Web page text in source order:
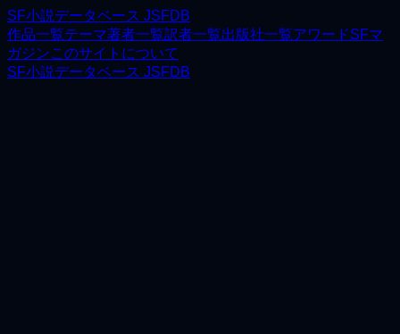
SF小説データベース JSFDB
作品一覧テーマ著者一覧訳者一覧出版社一覧アワードSFマ
ガジンこのサイトについて
SF小説データベース JSFDB